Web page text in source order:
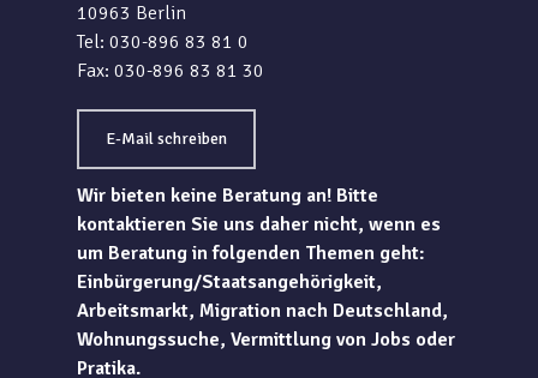
10963 Berlin
Tel: 030-896 83 81 0
Fax: 030-896 83 81 30
E-Mail schreiben
Wir bieten keine Beratung an! Bitte
kontaktieren Sie uns daher nicht, wenn es
um Beratung in folgenden Themen geht:
Einbürgerung/Staatsangehörigkeit,
Arbeitsmarkt, Migration nach Deutschland,
Wohnungssuche, Vermittlung von Jobs oder
Pratika.